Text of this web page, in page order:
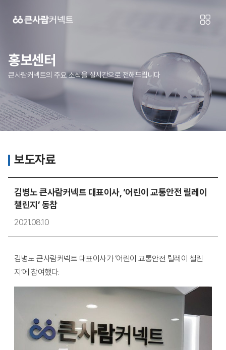
홍보센터
큰사람커넥트의 주요 소식을 실시간으로 전해드립니다
보도자료
김병노 큰사람커넥트 대표이사, ‘어린이 교통안전 릴레이
챌린지’ 동참
2021.08.10
김병노 큰사람커넥트 대표이사가 ‘어린이 교통안전 릴레이 챌린
지’에 참여했다.